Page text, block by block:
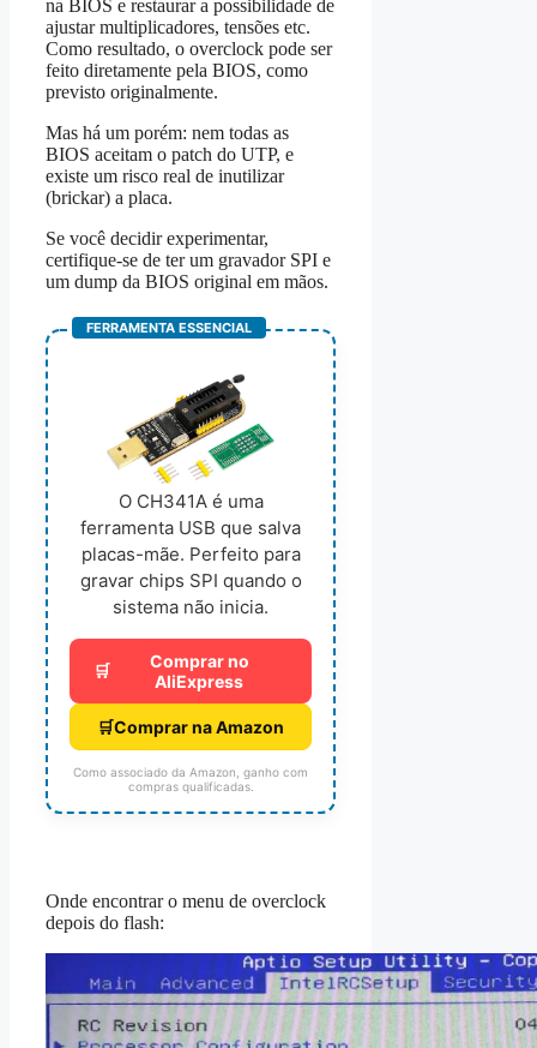
na BIOS e restaurar a possibilidade de
ajustar multiplicadores, tensões etc.
Como resultado, o overclock pode ser
feito diretamente pela BIOS, como
previsto originalmente.
Mas há um porém: nem todas as
BIOS aceitam o patch do UTP, e
existe um risco real de inutilizar
(brickar) a placa.
Se você decidir experimentar,
certifique-se de ter um gravador SPI e
um dump da BIOS original em mãos.
FERRAMENTA ESSENCIAL
O CH341A é uma
ferramenta USB que salva
placas-mãe. Perfeito para
gravar chips SPI quando o
sistema não inicia.
🛒
Comprar no
AliExpress
🛒Comprar na Amazon
Como associado da Amazon, ganho com
compras qualificadas.
Onde encontrar o menu de overclock
depois do flash: